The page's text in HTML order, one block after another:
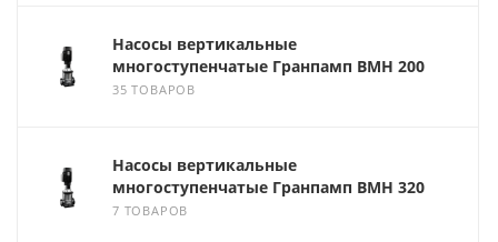
Насосы вертикальные
многоступенчатые Гранпамп ВМН 200
35 ТОВАРОВ
Насосы вертикальные
многоступенчатые Гранпамп ВМН 320
7 ТОВАРОВ